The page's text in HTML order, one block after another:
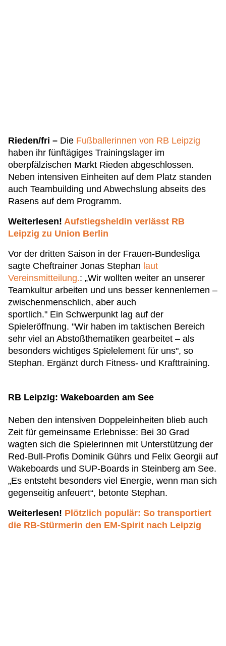
Rieden/fri – Die Fußballerinnen von RB Leipzig
haben ihr fünftägiges Trainingslager im
oberpfälzischen Markt Rieden abgeschlossen.
Neben intensiven Einheiten auf dem Platz standen
auch Teambuilding und Abwechslung abseits des
Rasens auf dem Programm.
Weiterlesen! Aufstiegsheldin verlässt RB
Leipzig zu Union Berlin
Vor der dritten Saison in der Frauen-Bundesliga
sagte Cheftrainer Jonas Stephan laut
Vereinsmitteilung.: „Wir wollten weiter an unserer
Teamkultur arbeiten und uns besser kennenlernen –
zwischenmenschlich, aber auch
sportlich." Ein Schwerpunkt lag auf der
Spieleröffnung. "Wir haben im taktischen Bereich
sehr viel an Abstoßthematiken gearbeitet – als
besonders wichtiges Spielelement für uns", so
Stephan. Ergänzt durch Fitness- und Krafttraining.
RB Leipzig: Wakeboarden am See
Neben den intensiven Doppeleinheiten blieb auch
Zeit für gemeinsame Erlebnisse: Bei 30 Grad
wagten sich die Spielerinnen mit Unterstützung der
Red-Bull-Profis Dominik Gührs und Felix Georgii auf
Wakeboards und SUP-Boards in Steinberg am See.
„Es entsteht besonders viel Energie, wenn man sich
gegenseitig anfeuert“, betonte Stephan.
Weiterlesen! Plötzlich populär: So transportiert
die RB-Stürmerin den EM-Spirit nach Leipzig